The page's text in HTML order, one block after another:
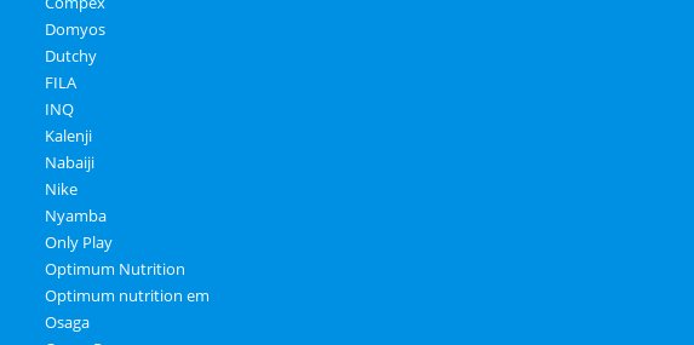
Domyos
Dutchy
FILA
INQ
Kalenji
Nabaiji
Nike
Nyamba
Only Play
Optimum Nutrition
Optimum nutrition em
Osaga